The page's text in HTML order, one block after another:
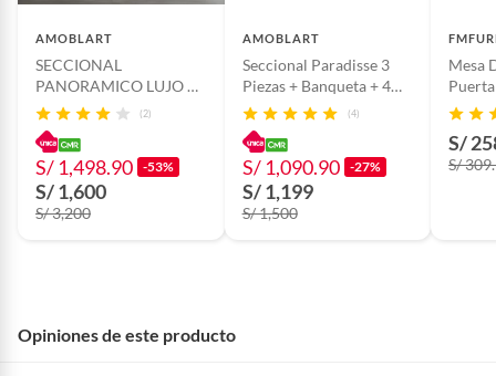
AMOBLART
SECCIONAL
PANORAMICO LUJO 5
PIEZAS COLOR PLATA
(2)
S/ 1,498.90 -53%
S/ 1,600
S/ 3,200
AMOBLART
Seccional Paradisse 3
Piezas + Banqueta + 4
cojines - Gris Oscuro
(4)
S/ 1,090.90 -27%
S/ 1,199
S/ 1,500
Mesa
S/
S/
Opiniones de este producto